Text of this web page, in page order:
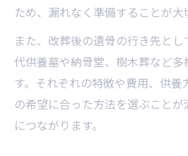
樹木葬や合同供養墓な
改葬許可申請時の墓じ
遺骨の移動や納骨先相
ため、漏れなく準備することが大
また、改葬後の遺骨の行き先と
代供養墓や納骨堂、樹木葬など
す。それぞれの特徴や費用、供
の希望に合った方法を選ぶこと
につながります。